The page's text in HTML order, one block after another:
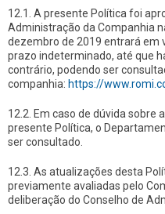
12.1. A presente Política foi
Administração da Companhia
dezembro de 2019 entrará em
prazo indeterminado, até que
contrário, podendo ser
companhia: https://
12.2. Em caso de dúvida sobre
presente Política, o
ser consultado.
12.3. As atualizações desta
previamente avaliadas pelo
deliberação do Conselho de